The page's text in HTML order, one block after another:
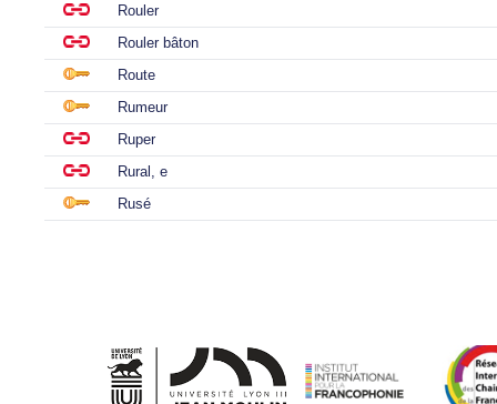
Rouler
Rouler bâton
Route
Rumeur
Ruper
Rural, e
Rusé